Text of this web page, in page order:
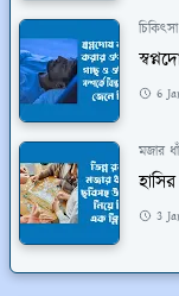
চিকিৎসা
6
মজার
3